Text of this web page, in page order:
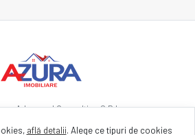
Advanced Consulting S.R.L.
află detalii. Alege ce tipuri de cookies